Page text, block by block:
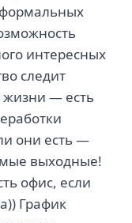
интересных
следит
жизни — есть
они есть —
выходные!
офис, если
График